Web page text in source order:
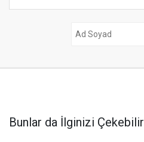
Bunlar da İlginizi Çekebilir